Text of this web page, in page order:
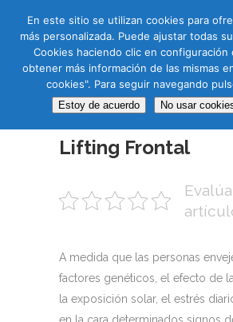
CAT ENG
04 FEB
Lifting Frontal
A medida que las personas
factores genéticos, el efecto de
la exposición solar, el estrés
En este sitio se utilizan cookies para
más personalizada. Puede ajustar todas
Cookies haciendo clic en configuración
obtener más información de las mismas
cookies". Para seguir navegando
Estoy de acuerdo No usar